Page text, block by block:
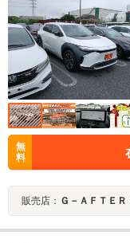
無
料
販売店： Ｇ－ＡＦＴＥ